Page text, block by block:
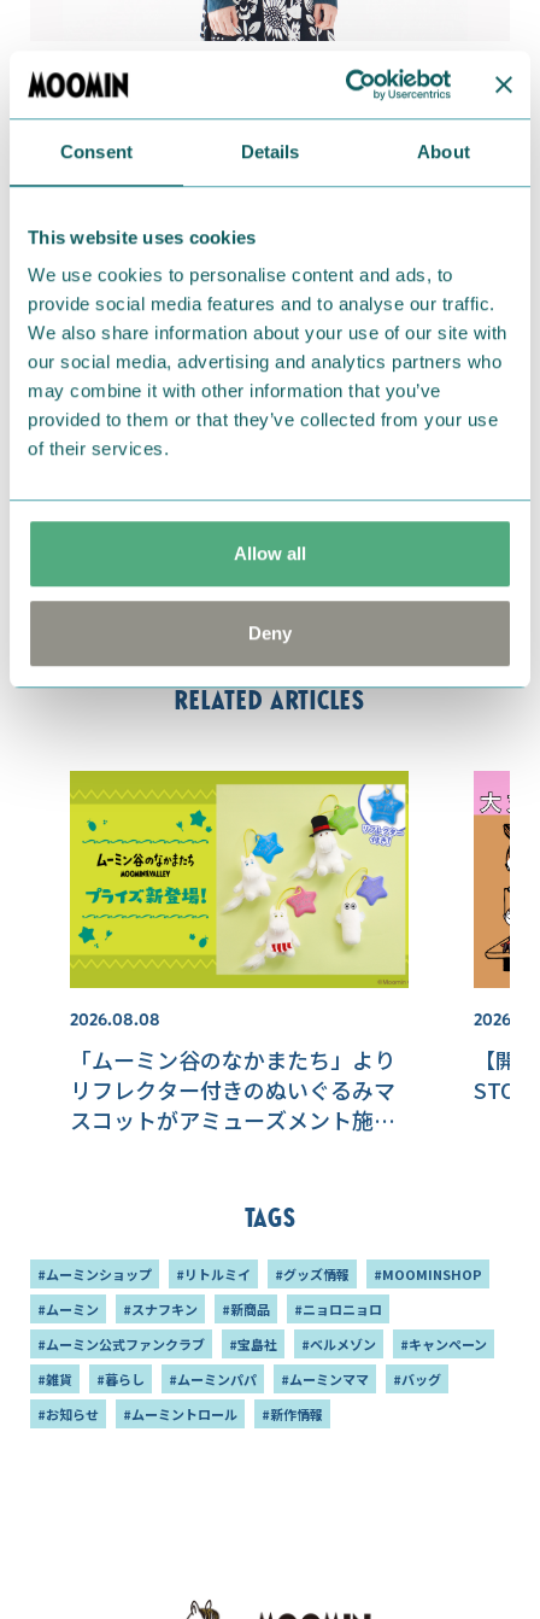
Consent Details About
This website uses cookies
We use cookies to personalise content and ads, to
provide social media features and to analyse our traffic.
We also share information about your use of our site with
our social media, advertising and analytics partners who
may combine it with other information that you’ve
provided to them or that they’ve collected from your use
of their services.
Allow all
Deny
ストンとストレート気味のシルエットで、
ちょっとくすんだブルーが着こなしのポイントに。
首まわりがほどよく開いているので、
シャツやタートルなどとの重ね着にもぴったり。
通信販売のフェリシモのウェブサイト
ます。
■商品名：ちょっとめずらしいかも？ ご先祖さまニ
ットトップス
■価格（税抜）：4,900円
■サイズ：S・M・L・LL・3L
■発売日：2016年11月（2017年2月末までの販売予
#ムーミン
Related articles
2026.08.08
「ムーミン谷のなかまたち」より
リフレクター付きのぬいぐるみマ
スコットがアミューズメント施設
【開
Tags
#ムーミンショップ #リトルミイ #グッズ情報
#MOOMINSHOP
#ムーミン
#スナフキン #新商品
#ニョロニョロ
#ムーミン公式ファンクラブ
#宝島社 #ベルメゾン
#キャンペーン
#雑貨
#暮らし #ムーミンパパ #ムーミンママ
#バッグ
#お知らせ
#ムーミントロール #新作情報